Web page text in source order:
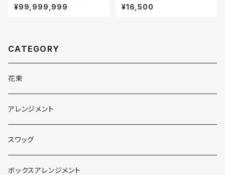
¥99,999,999 ¥16,500
CATEGORY
花束
アレンジメント
スワッグ
ボックスアレンジメント